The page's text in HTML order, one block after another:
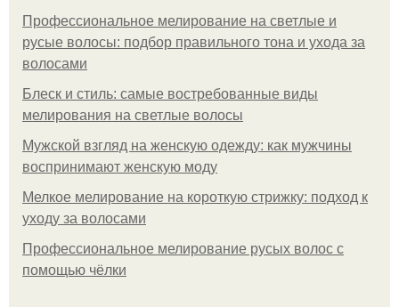
Профессиональное мелирование на светлые и
русые волосы: подбор правильного тона и ухода за
волосами
Блеск и стиль: самые востребованные виды
мелирования на светлые волосы
Мужской взгляд на женскую одежду: как мужчины
воспринимают женскую моду
Мелкое мелирование на короткую стрижку: подход к
уходу за волосами
Профессиональное мелирование русых волос с
помощью чёлки